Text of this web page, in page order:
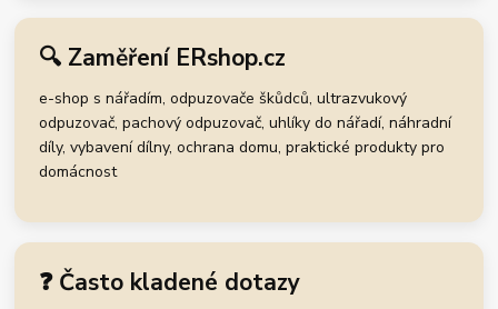
🔍 Zaměření ERshop.cz
e-shop s nářadím, odpuzovače škůdců, ultrazvukový
odpuzovač, pachový odpuzovač, uhlíky do nářadí, náhradní
díly, vybavení dílny, ochrana domu, praktické produkty pro
domácnost
❓ Často kladené dotazy